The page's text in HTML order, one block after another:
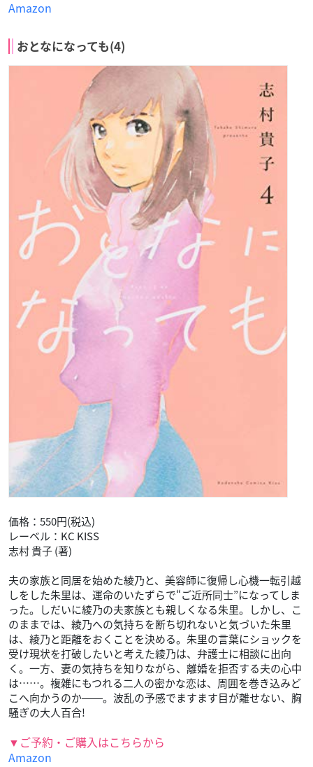
Amazon
おとなになっても(4)
価格：550円(税込)
レーベル：KC KISS
志村 貴子 (著)
夫の家族と同居を始めた綾乃と、美容師に復帰し心機一転引越
しをした朱里は、運命のいたずらで“ご近所同士”になってしま
った。しだいに綾乃の夫家族とも親しくなる朱里。しかし、こ
のままでは、綾乃への気持ちを断ち切れないと気づいた朱里
は、綾乃と距離をおくことを決める。朱里の言葉にショックを
受け現状を打破したいと考えた綾乃は、弁護士に相談に出向
く。一方、妻の気持ちを知りながら、離婚を拒否する夫の心中
は……。複雑にもつれる二人の密かな恋は、周囲を巻き込みど
こへ向かうのか――。波乱の予感でますます目が離せない、胸
騒ぎの大人百合!
▼ご予約・ご購入はこちらから
Amazon